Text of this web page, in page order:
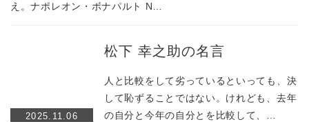
え。ナポレオン・ボナパルト N…
2025.11.06
松下 幸之助の名言
人と比較をして劣っているといっても、決
して恥ずることではない。けれども、去年
の自分と今年の自分とを比較して、…